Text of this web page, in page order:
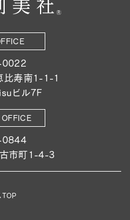
0022
比寿南1-1-1
ビル7F
0844
市町1-4-3
TOP